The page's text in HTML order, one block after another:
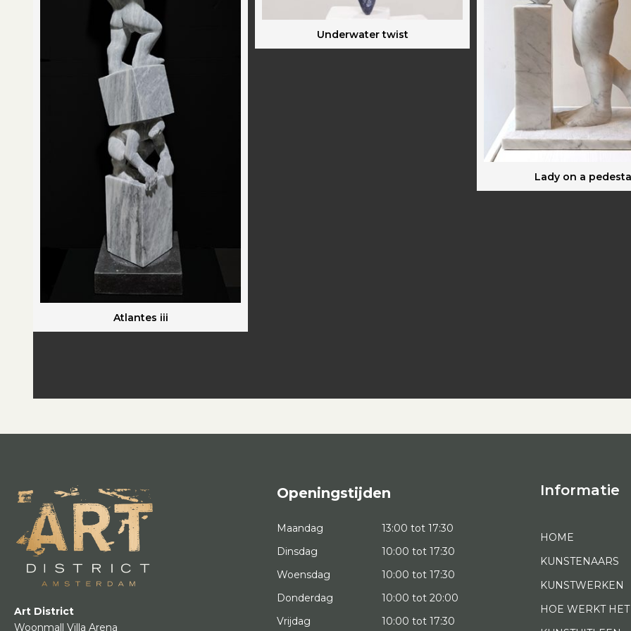
Atlantes iii
Underwater twist
Lady on a
Art District
Woonmall Villa Arena
Openingstijden
Maandag
13:00 tot 17:30
Dinsdag
10:00 tot 17:30
Woensdag
10:00 tot 17:30
Donderdag
10:00 tot 20:00
Vrijdag
10:00 tot 17:30
Informatie
HOME
KUNSTENAARS
KUNSTWERKEN
HOE WERKT HET